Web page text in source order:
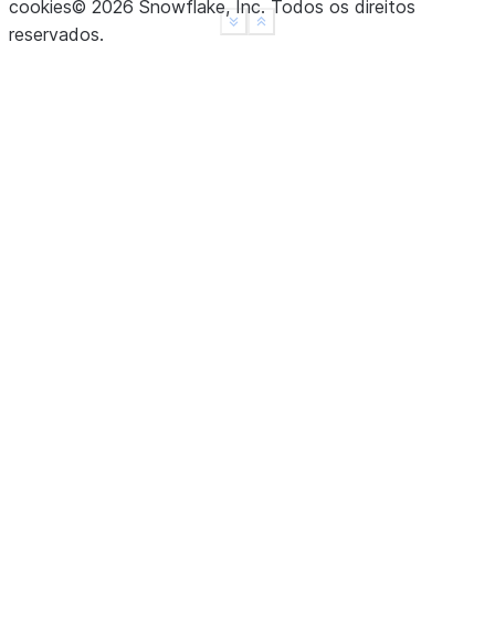
Show less
See more
cookies© 2026 Snowflake, Inc. Todos os direitos
reservados.